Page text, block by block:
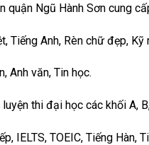
quận Ngũ Hành Sơn cung
Tiếng Anh, Rèn chữ đẹp, Kỹ
Anh văn, Tin học.
thi đại học các khối A,
IELTS, TOEIC, Tiếng Hàn,